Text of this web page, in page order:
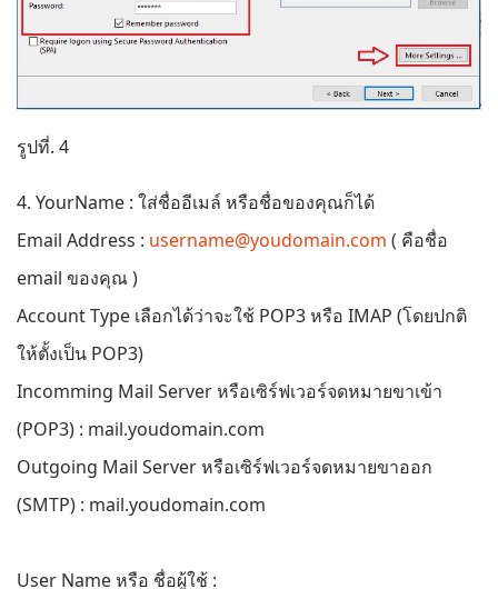
รูปที่. 4
4. YourName : ใส่ชื่ออีเมล์ หรือชื่อของคุณก็ได้
Email Address : username@youdomain.com ( คือชื่อ
email ของคุณ )
Account Type เลือกได้ว่าจะใช้ POP3 หรือ IMAP (โดยปกติ
ให้ตั้งเป็น POP3)
Incomming Mail Server หรือเซิร์ฟเวอร์จดหมายขาเข้า
(POP3) : mail.youdomain.com
Outgoing Mail Server หรือเซิร์ฟเวอร์จดหมายขาออก
(SMTP) : mail.youdomain.com
User Name หรือ ชื่อผู้ใช้ :